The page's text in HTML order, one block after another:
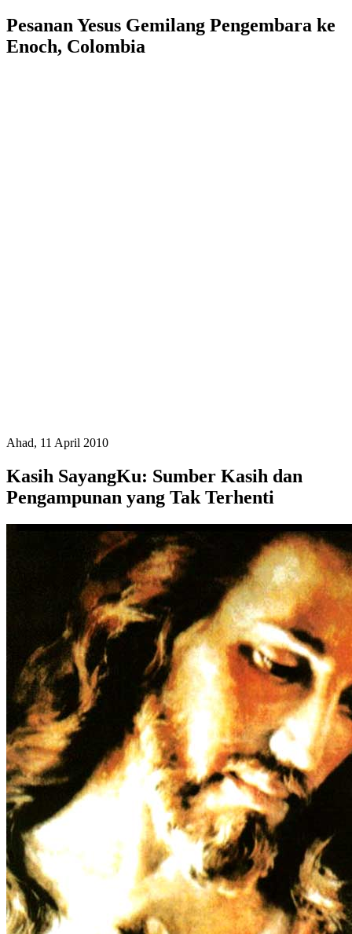
Pesanan Yesus Gemilang Pengembara ke
Enoch, Colombia
Ahad, 11 April 2010
Kasih SayangKu: Sumber Kasih dan
Pengampunan yang Tak Terhenti